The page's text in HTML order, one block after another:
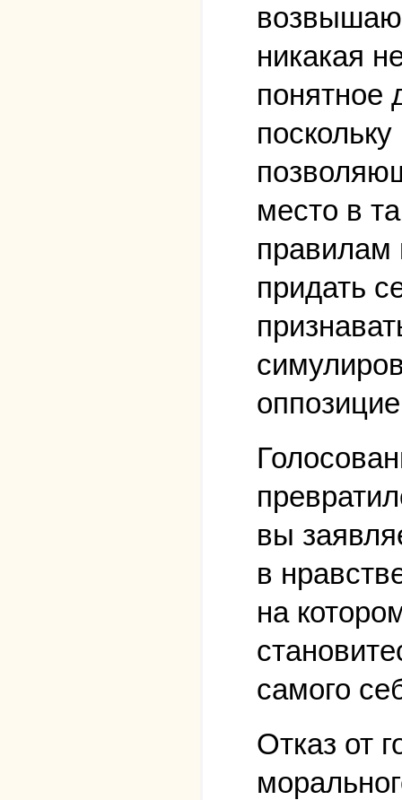
никакая
понятное
место в
правилам
придать
вы
в
на
самого
Отказ от